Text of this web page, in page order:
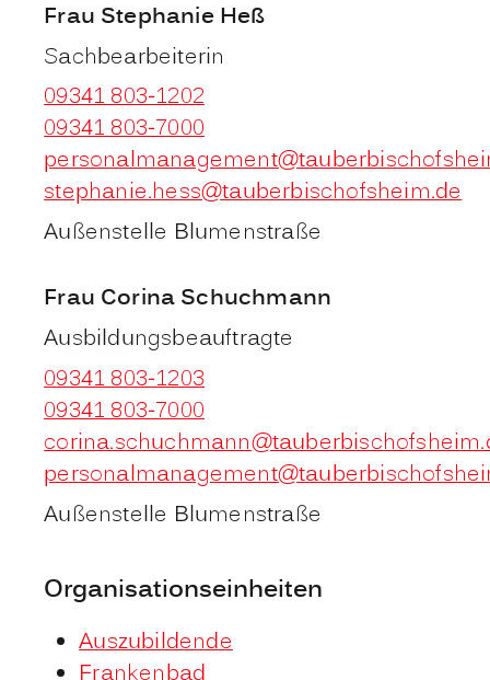
Frau Stephanie Heß
Sachbearbeiterin
09341 803-1202
09341 803-7000
stephanie.hess@tauberbischofsheim.de
Außenstelle Blumenstraße
Frau Corina Schuchmann
Ausbildungsbeauftragte
09341 803-1203
09341 803-7000
Außenstelle Blumenstraße
Organisationseinheiten
Auszubildende